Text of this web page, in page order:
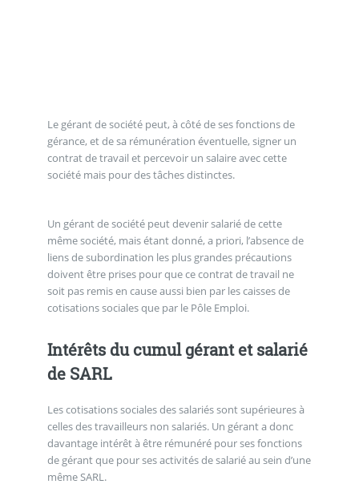
Le gérant de société peut, à côté de ses fonctions de
gérance, et de sa rémunération éventuelle, signer un
contrat de travail et percevoir un salaire avec cette
société mais pour des tâches distinctes.
Un gérant de société peut devenir salarié de cette
même société, mais étant donné, a priori, l’absence de
liens de subordination les plus grandes précautions
doivent être prises pour que ce contrat de travail ne
soit pas remis en cause aussi bien par les caisses de
cotisations sociales que par le Pôle Emploi.
Intérêts du cumul gérant et salarié
de SARL
Les cotisations sociales des salariés sont supérieures à
celles des travailleurs non salariés. Un gérant a donc
davantage intérêt à être rémunéré pour ses fonctions
de gérant que pour ses activités de salarié au sein d’une
même SARL.